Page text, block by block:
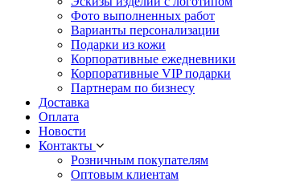
Фото выполненных работ
Варианты персонализации
Подарки из кожи
Корпоративные ежедневники
Корпоративные VIP подарки
Партнерам по бизнесу
Доставка
Оплата
Новости
Контакты
Розничным покупателям
Оптовым клиентам